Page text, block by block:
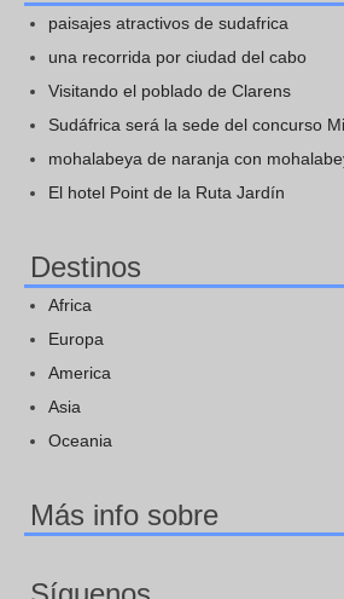
paisajes atractivos de sudafrica
una recorrida por ciudad del cabo
Visitando el poblado de Clarens
Sudáfrica será la sede del concurso
mohalabeya de naranja con
El hotel Point de la Ruta Jardín
Destinos
Africa
Europa
America
Asia
Oceania
Más info sobre